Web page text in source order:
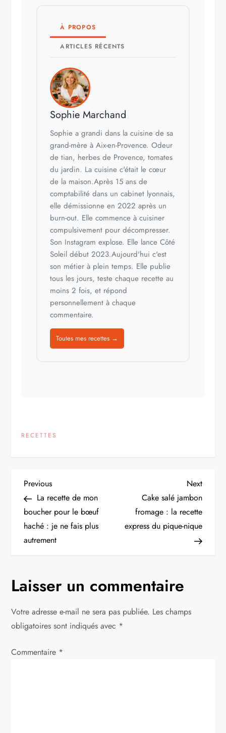
À PROPOS
ARTICLES RÉCENTS
Sophie Marchand
Sophie a grandi dans la cuisine de sa
grand-mère à Aix-en-Provence. Odeur
de tian, herbes de Provence, tomates
du jardin. La cuisine c'était le cœur
de la maison.Après 15 ans de
comptabilité dans un cabinet lyonnais,
elle démissionne en 2022 après un
burn-out. Elle commence à cuisiner
compulsivement pour décompresser.
Son Instagram explose. Elle lance Côté
Soleil début 2023.Aujourd'hui c'est
son métier à plein temps. Elle publie
tous les jours, teste chaque recette au
moins 2 fois, et répond
personnellement à chaque
commentaire.
Toutes mes recettes →
RECETTES
N
a
v
g
a
t
i
Previous
Post
Previous
La recette de mon
boucher pour le bœuf
haché : je ne fais plus
autrement
Next
Post
Next
Cake salé jambon
fromage : la recette
express du pique-nique
Laisser un commentaire
Votre adresse e-mail ne sera pas publiée. Les champs
obligatoires sont indiqués avec *
Commentaire *